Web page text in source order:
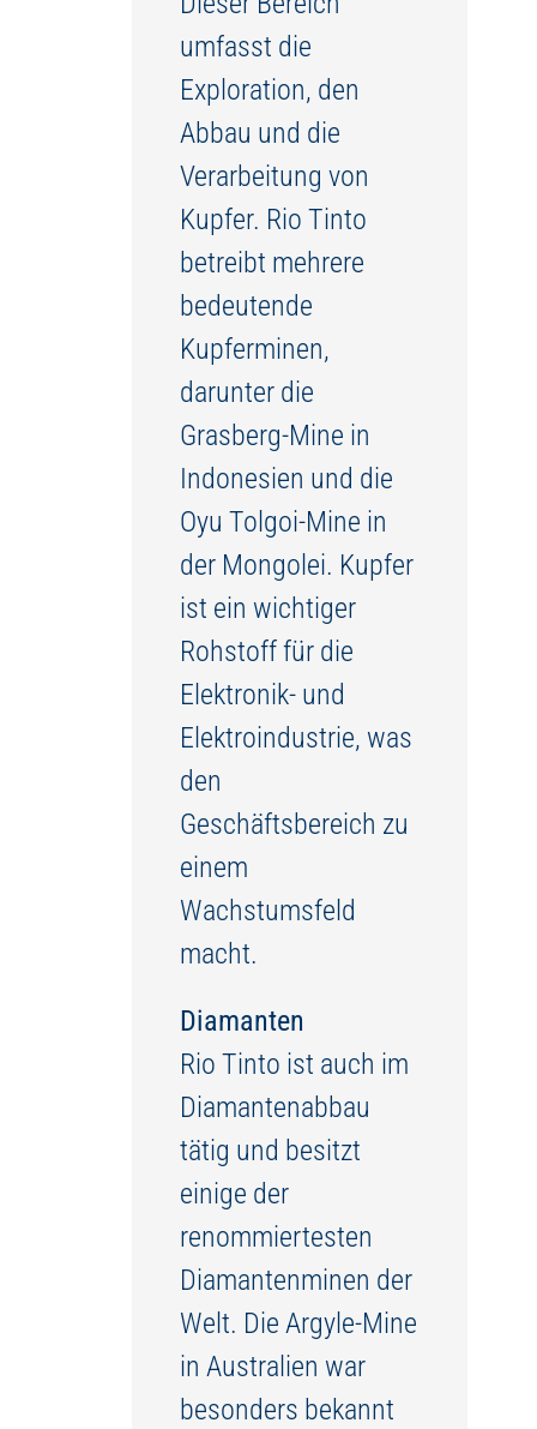
umfasst die
Exploration, den
Abbau und die
Verarbeitung von
Kupfer. Rio Tinto
betreibt mehrere
bedeutende
Kupferminen,
darunter die
Grasberg-Mine in
Indonesien und die
Oyu Tolgoi-Mine in
der Mongolei. Kupfer
ist ein wichtiger
Rohstoff für die
Elektronik- und
Elektroindustrie, was
den
Geschäftsbereich zu
einem
Wachstumsfeld
macht.
Diamanten
Rio Tinto ist auch im
Diamantenabbau
tätig und besitzt
einige der
renommiertesten
Diamantenminen der
Welt. Die Argyle-Mine
in Australien war
besonders bekannt